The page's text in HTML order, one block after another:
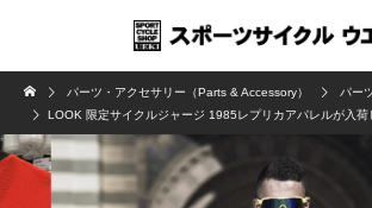
パーツ・アクセサリー（Parts & Accessory）
パー
LOOK 限定サイクルジャージ 1985レプリカアパレルが入荷